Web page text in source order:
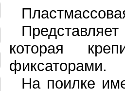
которая
фиксаторами.
На поилке